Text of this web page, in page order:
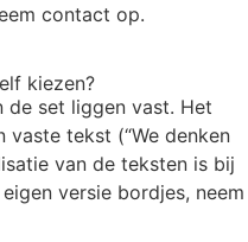
contact op.
kiezen?
de set liggen vast. Het
tekst (“We denken
van de teksten is bij
versie bordjes, neem